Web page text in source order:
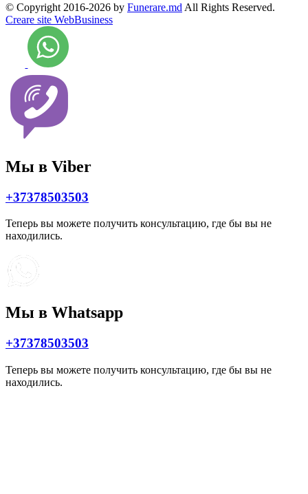
© Copyright 2016-2026 by Funerare.md All Rights Reserved.
Creare site WebBusiness
Мы в Viber
+37378503503
Теперь вы можете получить консультацию, где бы вы не
находились.
Мы в Whatsapp
+37378503503
Теперь вы можете получить консультацию, где бы вы не
находились.